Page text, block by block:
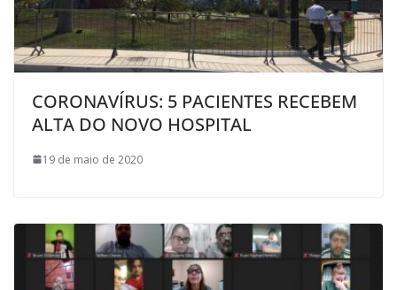
CORONAVÍRUS: 5 PACIENTES RECEBEM
ALTA DO NOVO HOSPITAL
19 de maio de 2020